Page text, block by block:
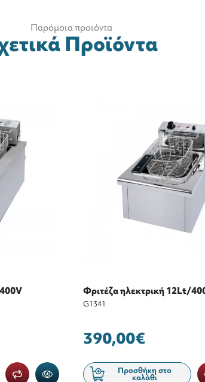
Παρόμοια προιόντα
Προϊόντα
Φριτέζα ηλεκτρική 12Lt/
G1341
390,00€
Προσθήκη στο
καλάθι